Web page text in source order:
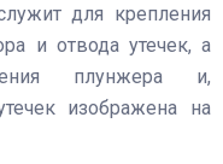
для крепления
и отвода утечек, а
плунжера и,
изображена на